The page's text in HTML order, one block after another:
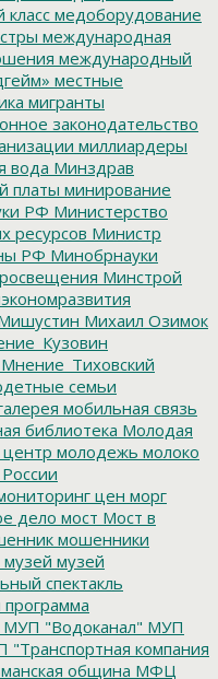
медоборудование
международная
международный
местные
мигранты
законодательство
миллиардеры
вода Минздрав
платы минирование
РФ Министерство
ресурсов Министр
РФ Минобрнауки
Минстрой
Михаил Озимок
Мнение_Тиховский
семьи
мобильная связь
библиотека Молодая
молодежь молоко
цен морг
дело мост Мост в
мошенники
музей музей
спектакль
МУП "Водоканал" МУП
"Транспортная компания
община МФЦ